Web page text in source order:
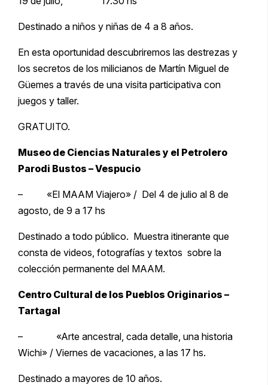
Destinado a niños y niñas de 4 a 8 años.
En esta oportunidad descubriremos las destrezas y
los secretos de los milicianos de Martín Miguel de
Güemes a través de una visita participativa con
juegos y taller.
GRATUITO.
Museo de Ciencias Naturales y el Petrolero
Parodi Bustos – Vespucio
– «El MAAM Viajero» / Del 4 de julio al 8 de
agosto, de 9 a 17 hs
Destinado a todo público. Muestra itinerante que
consta de videos, fotografías y textos sobre la
colección permanente del MAAM.
Centro Cultural de los Pueblos Originarios –
Tartagal
– «Arte ancestral, cada detalle, una historia
Wichi» / Viernes de vacaciones, a las 17 hs.
Destinado a mayores de 10 años.